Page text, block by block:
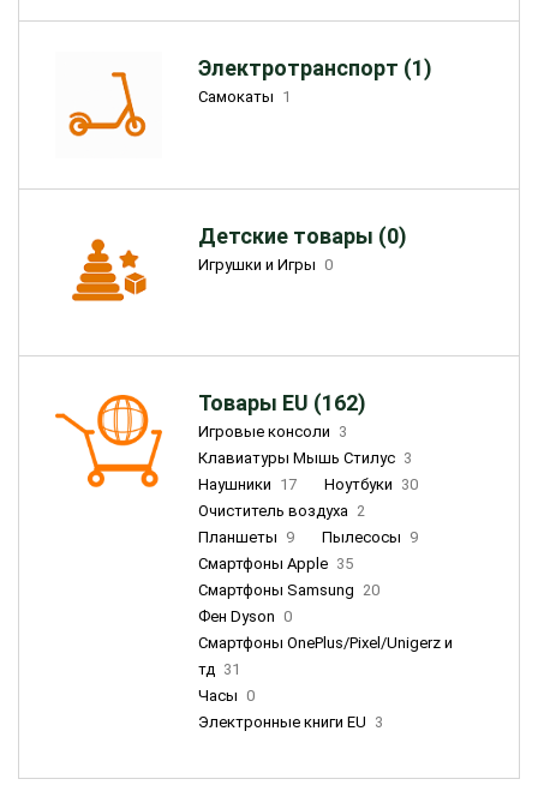
Электротранспорт (1)
Самокаты 1
Детские товары (0)
Игрушки и Игры 0
Товары EU (162)
Игровые консоли 3
Клавиатуры Мышь Стилус 3
Наушники 17 Ноутбуки 30
Очиститель воздуха 2
Планшеты 9 Пылесосы 9
Смартфоны Apple 35
Смартфоны Samsung 20
Фен Dyson 0
Смартфоны OnePlus/Pixel/Unigerz и
тд 31
Часы 0
Электронные книги EU 3